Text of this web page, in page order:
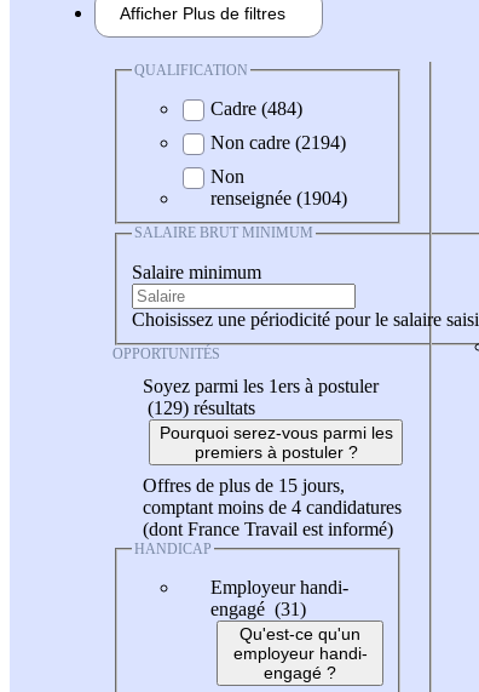
Afficher Plus de filtres
QUALIFICATION
Cadre (484)
Non cadre (2194)
Non
renseignée (1904)
SALAIRE BRUT MINIMUM
Salaire minimum
Choisissez une périodicité pour le salaire saisi
OPPORTUNITÉS
Soyez parmi les 1ers à postuler
(129) résultats
Pourquoi serez-vous parmi les
premiers à postuler ?
Offres de plus de 15 jours,
comptant moins de 4 candidatures
(dont France Travail est informé)
HANDICAP
Employeur handi-
engagé (31)
Qu'est-ce qu'un
employeur handi-
engagé ?